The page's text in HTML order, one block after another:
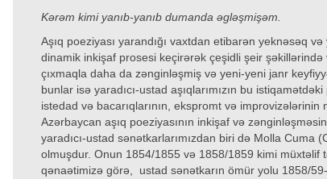
Kərəm kimi yanıb-yanıb dumanda əgləşmişəm.
Aşıq poeziyası yarandığı vaxtdan etibarən yeknəsəq
dinamik inkişaf prosesi keçirərək çeşidli şeir
çıxmaqla daha da zənginləşmiş və yeni-yeni janr
bunlar isə yaradıcı-ustad aşıqlarımızın bu
istedad və bacarıqlarının, ekspromt və improvizələrinin
Azərbaycan aşıq poeziyasının inkişaf və
yaradıcı-ustad sənətkarlarımızdan biri də Molla Cuma
olmuşdur. Onun 1854/1855 və 1858/1859 kimi müxtəlif
qənaətimizə görə, ustad sənətkarın ömür yolu 1858/59-